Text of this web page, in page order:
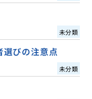
未分類
選びの注意点
未分類